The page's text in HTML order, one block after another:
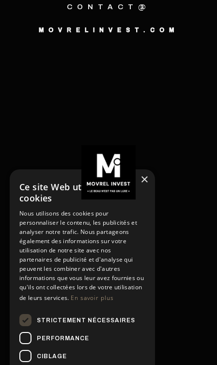
CONTACT@
MOVRELINVEST.COM
Acheter
Acheter
Vendre
Vendre
Louer
Louer
Rénover
Rénover
Gestion locative
Gestion locative
PAGES
Contact
Contact
Conditions générales
Politique de confidentialité
Mentions légales
×
Ce site Web utilise des
cookies
Nous utilisons des cookies pour
personnaliser le contenu, les publicités et
analyser notre trafic. Nous partageons
également des informations sur votre
utilisation de notre site avec nos
partenaires de publicité et d'analyse qui
peuvent les combiner avec d'autres
informations que vous leur avez fournies ou
qu'ils ont collectées lors de votre utilisation
de leurs services. En savoir plus
STRICTEMENT NÉCESSAIRES
PERFORMANCE
CIBLAGE